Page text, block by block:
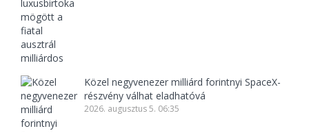
Közel negyvenezer milliárd forintnyi SpaceX-
részvény válhat eladhatóvá
2026. augusztus 5. 06:35